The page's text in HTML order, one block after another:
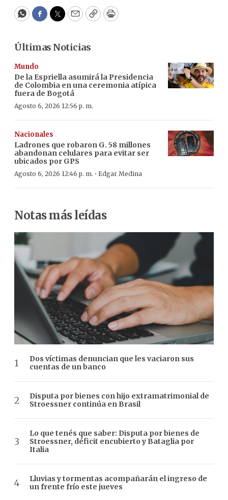
WhatsApp
Facebook
Twitter
EmailCopyPrint
Últimas Noticias
Mundo
De la Espriella asumirá la Presidencia
de Colombia en una ceremonia atípica
fuera de Bogotá
Agosto 6, 2026 12:56 p. m.
Nacionales
Ladrones que robaron G. 58 millones
abandonan celulares para evitar ser
ubicados por GPS
Agosto 6, 2026 12:46 p. m. · Edgar Medina
Notas más leídas
Dos víctimas denuncian que les vaciaron sus
cuentas de un banco
Disputa por bienes con hijo extramatrimonial de
Stroessner continúa en Brasil
Lo que tenés que saber: Disputa por bienes de
Stroessner, déficit encubierto y Bataglia por
Italia
Lluvias y tormentas acompañarán el ingreso de
un frente frío este jueves